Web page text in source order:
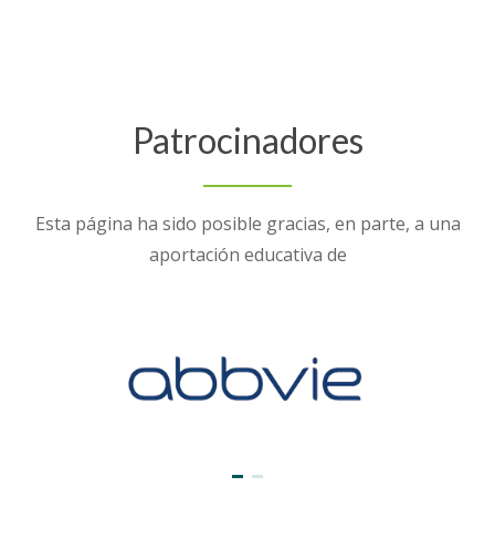
Patrocinadores
Esta página ha sido posible gracias, en parte, a una
aportación educativa de